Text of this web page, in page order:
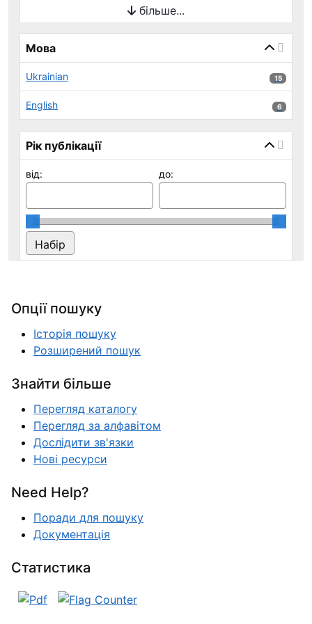
більше...
Мова
Ukrainian 15
15
English 6
6
Рік публікації
від: до:
Опції пошуку
Історія пошуку
Розширений пошук
Знайти більше
Перегляд каталогу
Перегляд за алфавітом
Дослідити зв'язки
Нові ресурси
Need Help?
Поради для пошуку
Документація
Статистика